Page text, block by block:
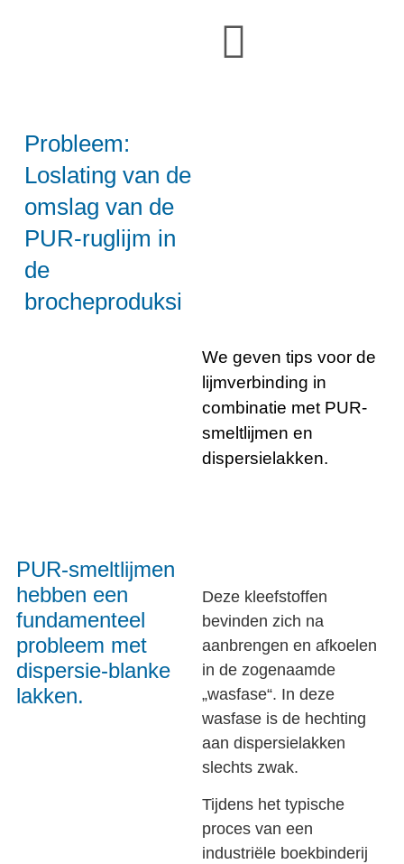
Probleem:
Loslating van de
omslag van de
PUR-ruglijm in
de
brocheproduksi
We geven tips voor de
lijmverbinding in
combinatie met PUR-
smeltlijmen en
dispersielakken.
PUR-smeltlijmen
hebben een
fundamenteel
probleem met
dispersie-blanke
lakken.
Deze kleefstoffen
bevinden zich na
aanbrengen en afkoelen
in de zogenaamde
„wasfase“. In deze
wasfase is de hechting
aan dispersielakken
slechts zwak.
Tijdens het typische
proces van een
industriële boekbinderij